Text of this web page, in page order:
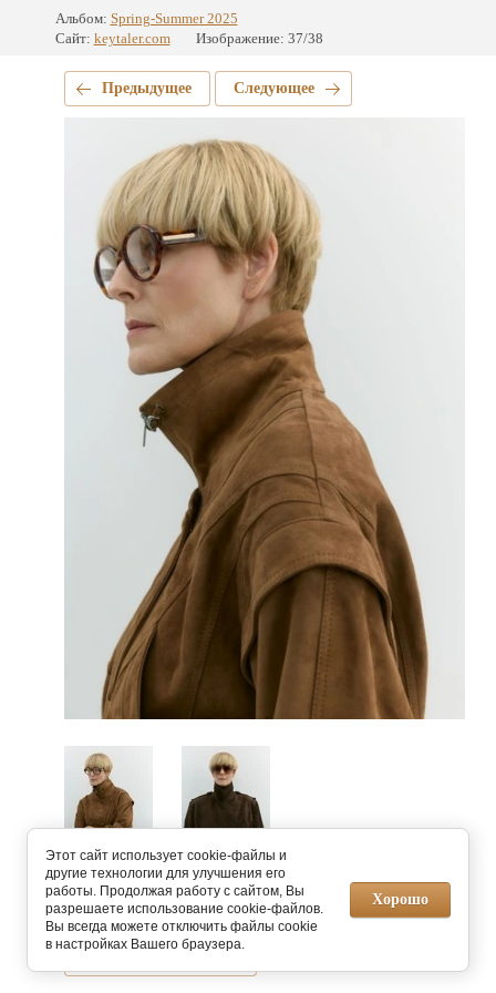
Альбом: Spring-Summer 2025
Сайт: keytaler.com Изображение: 37/38
Предыдущее Следующее
Предыдущее Следующее
Этот сайт использует cookie-файлы и
другие технологии для улучшения его
работы. Продолжая работу с сайтом, Вы
разрешаете использование cookie-файлов.
Вы всегда можете отключить файлы cookie
в настройках Вашего браузера.
Хорошо